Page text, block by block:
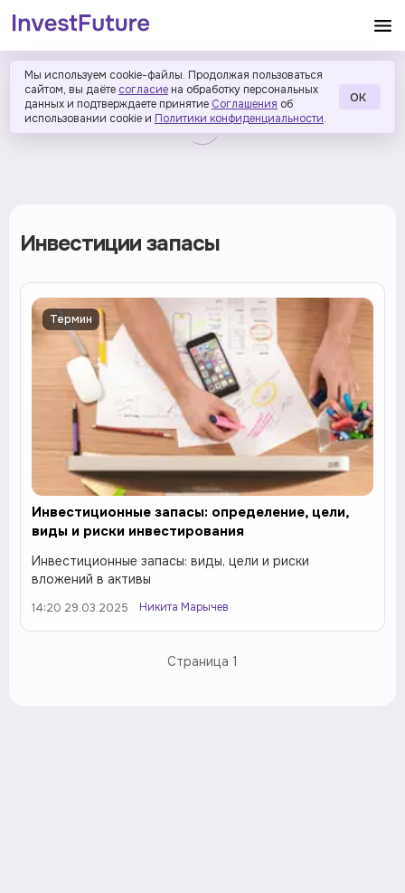
Мы используем cookie-файлы. Продолжая пользоваться
сайтом, вы даёте согласие на обработку персональных
данных и подтверждаете принятие Соглашения об
использовании cookie и Политики конфиденциальности.
ОК
Инвестиции запасы
Термин
Инвестиционные запасы: определение, цели,
виды и риски инвестирования
Инвестиционные запасы: виды, цели и риски
вложений в активы
14:20 29.03.2025 Никита Марычев
Страница 1